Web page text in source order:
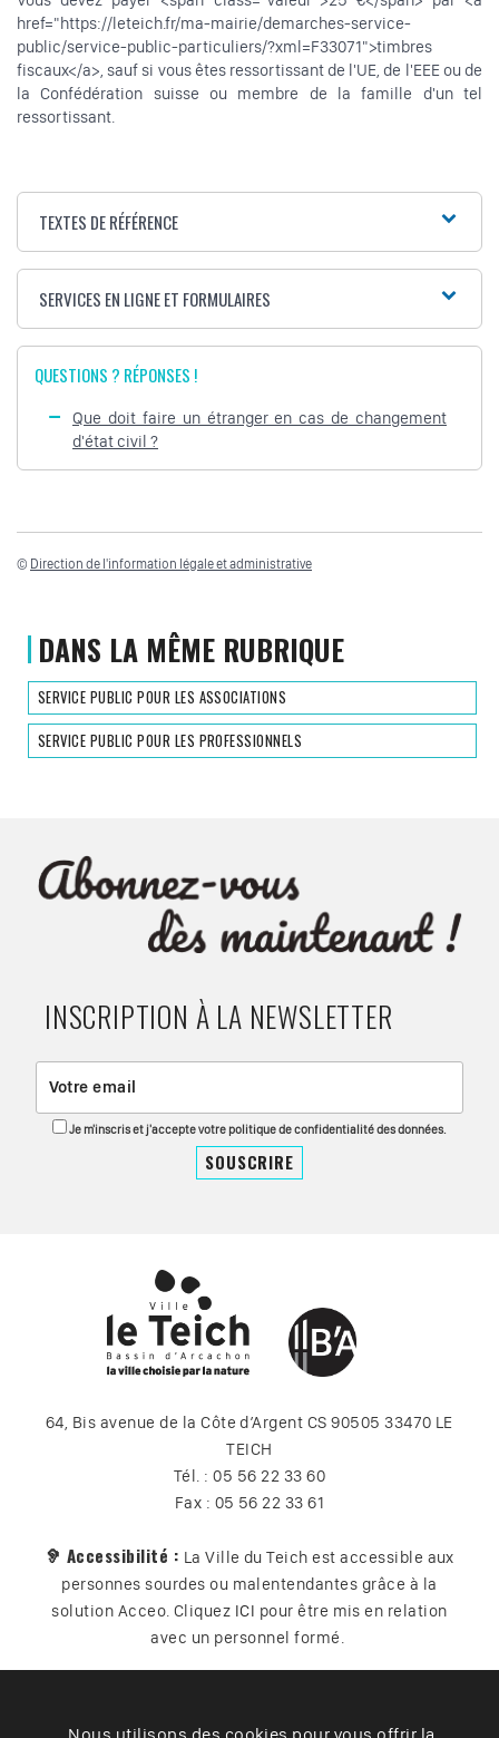
href="https://leteich.fr/ma-mairie/demarches-service-
public/service-public-particuliers/?xml=F33071">timbres
fiscaux</a>, sauf si vous êtes ressortissant de l'UE, de l'EEE ou de
la Confédération suisse ou membre de la famille d'un tel
ressortissant.
TEXTES DE RÉFÉRENCE
SERVICES EN LIGNE ET FORMULAIRES
QUESTIONS ? RÉPONSES !
Que doit faire un étranger en cas de changement
d'état civil ?
© Direction de l'information légale et administrative
DANS LA MÊME RUBRIQUE
SERVICE PUBLIC POUR LES ASSOCIATIONS
SERVICE PUBLIC POUR LES PROFESSIONNELS
INSCRIPTION À LA NEWSLETTER
Je m'inscris et j'accepte votre politique de confidentialité des données.
64, Bis avenue de la Côte d’Argent CS 90505 33470 LE
TEICH
Tél. : 05 56 22 33 60
Fax : 05 56 22 33 61
🦻 Accessibilité : La Ville du Teich est accessible aux
personnes sourdes ou malentendantes grâce à la
solution Acceo. Cliquez ICI pour être mis en relation
avec un personnel formé.